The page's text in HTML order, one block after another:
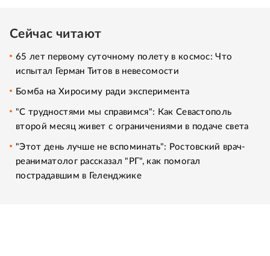
Сейчас читают
65 лет первому суточному полету в космос: Что
испытал Герман Титов в невесомости
Бомба на Хиросиму ради эксперимента
"С трудностями мы справимся": Как Севастополь
второй месяц живет с ограничениями в подаче света
"Этот день лучше не вспоминать": Ростовский врач-
реаниматолог рассказал "РГ", как помогал
пострадавшим в Геленджике